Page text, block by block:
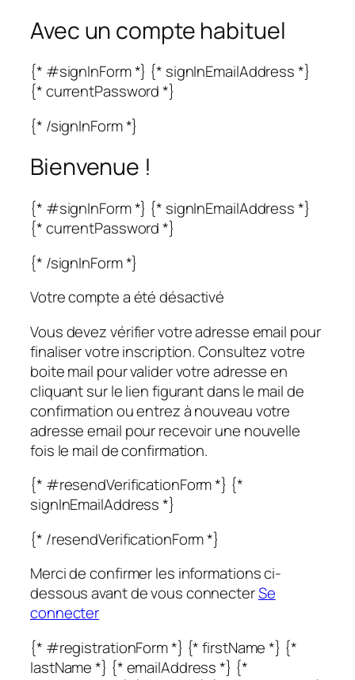
Avec un compte habituel
{* #signInForm *} {* signInEmailAddress *}
{* currentPassword *}
{* /signInForm *}
Bienvenue !
{* #signInForm *} {* signInEmailAddress *}
{* currentPassword *}
{* /signInForm *}
Votre compte a été désactivé
Vous devez vérifier votre adresse email pour
finaliser votre inscription. Consultez votre
boite mail pour valider votre adresse en
cliquant sur le lien figurant dans le mail de
confirmation ou entrez à nouveau votre
adresse email pour recevoir une nouvelle
fois le mail de confirmation.
{* #resendVerificationForm *} {*
signInEmailAddress *}
{* /resendVerificationForm *}
Merci de confirmer les informations ci-
dessous avant de vous connecterSe
connecter
{* #registrationForm *} {* firstName *} {*
lastName *} {* emailAddress *} {*